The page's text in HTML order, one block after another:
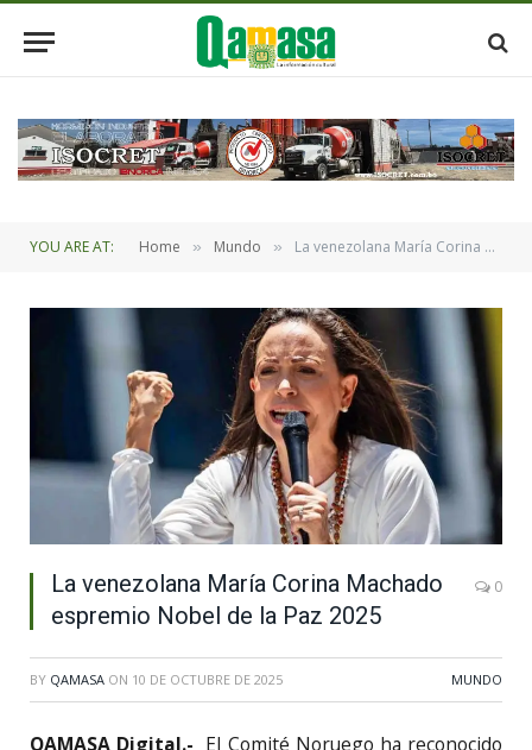
YOU ARE AT: Home » Mundo » La venezolana María Corina Machado espremio Nobel de la Paz 2025
La venezolana María Corina Machado
espremio Nobel de la Paz 2025
0
BY QAMASA ON 10 DE OCTUBRE DE 2025 MUNDO
QAMASA Digital.- El Comité Noruego ha reconocido